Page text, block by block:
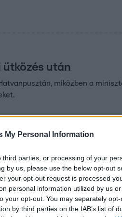
My Personal Information
parties, or processing of your
by us, please use the below opt-out
your opt-out request is processed
personal information utilized by us
your opt-out. You may separately
by third parties on the IAB’s list of
után
miközben a
készült el az
tető épüljön a Magyar
kormányfőtanácsosa,
szabályokra hivatkozva
nála nem lehet kijárni